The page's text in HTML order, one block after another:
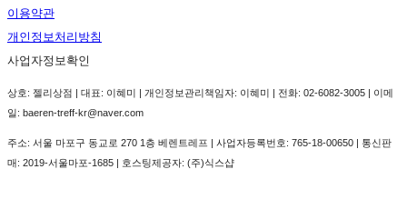
이용약관
개인정보처리방침
사업자정보확인
상호: 젤리상점 | 대표: 이혜미 | 개인정보관리책임자: 이혜미 | 전화: 02-6082-3005 | 이메
일: baeren-treff-kr@naver.com
주소: 서울 마포구 동교로 270 1층 베렌트레프 | 사업자등록번호: 765-18-00650 | 통신판
매: 2019-서울마포-1685 | 호스팅제공자: (주)식스샵